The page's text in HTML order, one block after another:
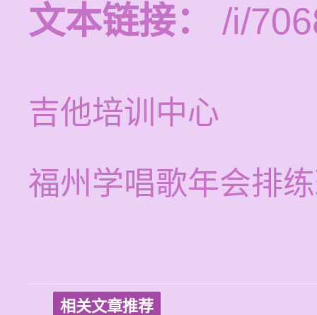
文本链接：
/i/
吉他培训中心
福州学唱歌年会排
相关文章推荐